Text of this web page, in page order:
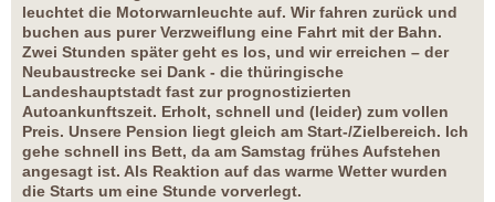
leuchtet die Motorwarnleuchte auf. Wir fahren zurück und
buchen aus purer Verzweiflung eine Fahrt mit der Bahn.
Zwei Stunden später geht es los, und wir erreichen – der
Neubaustrecke sei Dank - die thüringische
Landeshauptstadt fast zur prognostizierten
Autoankunftszeit. Erholt, schnell und (leider) zum vollen
Preis. Unsere Pension liegt gleich am Start-/Zielbereich. Ich
gehe schnell ins Bett, da am Samstag frühes Aufstehen
angesagt ist. Als Reaktion auf das warme Wetter wurden
die Starts um eine Stunde vorverlegt.